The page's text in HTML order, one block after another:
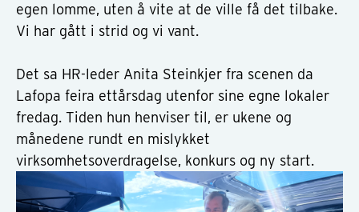
egen lomme, uten å vite at de ville få det tilbake.
Vi har gått i strid og vi vant.
Det sa HR-leder Anita Steinkjer fra scenen da
Lafopa feira ettårsdag utenfor sine egne lokaler
fredag. Tiden hun henviser til, er ukene og
månedene rundt en mislykket
virksomhetsoverdragelse, konkurs og ny start.